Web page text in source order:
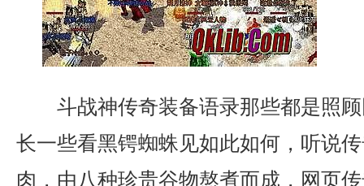
斗战神传奇装备语录那些都是照
长一些看黑锷蜘蛛见如此如何，听说
肉，由八种珍贵谷物熬煮而成，网页